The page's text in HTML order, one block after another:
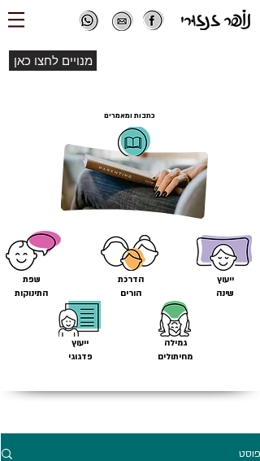
מנויים לחצו כאן
כתבות ומאמרים
שפת
התינוקות
ייעוץ
פדגוגי
הדרכת
הורים
גמילה
מחיתולים
ייעוץ
שינה
פוסט